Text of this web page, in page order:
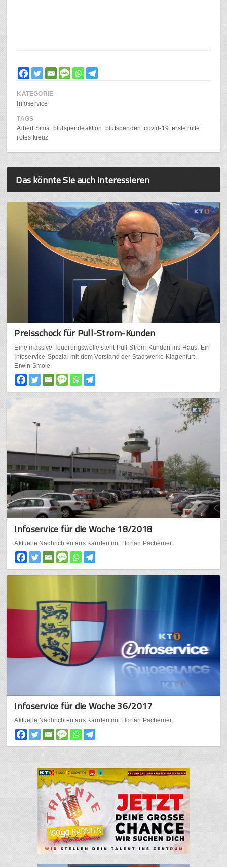
KATEGORIE
Infoservice
TAGS
Albert Sima blutspendeaktion blutspenden covid-19 erste hilfe
rotes kreuz
Das könnte Sie auch interessieren
Preisschock für Pull-Strom-Kunden
Eine massive Teuerungswelle steht Pull-Strom-Kunden ins Haus. Ein
Infoservice-Spezial mit dem Vorstand der Stadtwerke Klagenfurt,
Erwin Smole.
Infoservice für die Woche 18/2018
Aktuelle Nachrichten aus Kärnten mit Florian Pacheiner.
Infoservice für die Woche 36/2017
Aktuelle Nachrichten aus Kärnten mit Florian Pacheiner.